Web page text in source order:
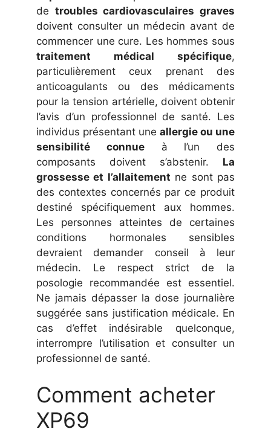
de troubles cardiovasculaires graves
doivent consulter un médecin avant de
commencer une cure. Les hommes sous
traitement médical spécifique,
particulièrement ceux prenant des
anticoagulants ou des médicaments
pour la tension artérielle, doivent obtenir
l’avis d’un professionnel de santé. Les
individus présentant une allergie ou une
sensibilité connueà l’un des
composants doivent s’abstenir. La
grossesse et l’allaitement ne sont pas
des contextes concernés par ce produit
destiné spécifiquement aux hommes.
Les personnes atteintes de certaines
conditions hormonales sensibles
devraient demander conseil à leur
médecin. Le respect strict de la
posologie recommandée est essentiel.
Ne jamais dépasser la dose journalière
suggérée sans justification médicale. En
cas d’effet indésirable quelconque,
interrompre l’utilisation et consulter un
professionnel de santé.
Comment acheter
XP69